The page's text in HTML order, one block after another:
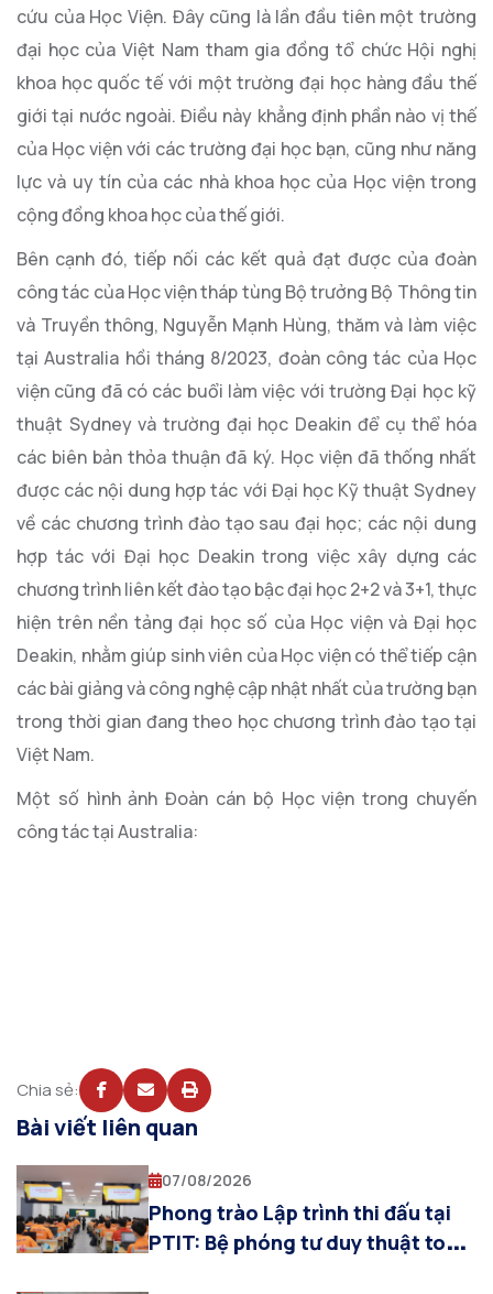
cứu của Học Viện. Đây cũng là lần đầu tiên một trường
đại học của Việt Nam tham gia đồng tổ chức Hội nghị
khoa học quốc tế với một trường đại học hàng đầu thế
giới tại nước ngoài. Điều này khẳng định phần nào vị thế
của Học viện với các trường đại học bạn, cũng như năng
lực và uy tín của các nhà khoa học của Học viện trong
cộng đồng khoa học của thế giới.
Bên cạnh đó, tiếp nối các kết quả đạt được của đoàn
công tác của Học viện tháp tùng Bộ trưởng Bộ Thông tin
và Truyền thông, Nguyễn Mạnh Hùng, thăm và làm việc
tại Australia hồi tháng 8/2023, đoàn công tác của Học
viện cũng đã có các buổi làm việc với trường Đại học kỹ
thuật Sydney và trường đại học Deakin để cụ thể hóa
các biên bản thỏa thuận đã ký. Học viện đã thống nhất
được các nội dung hợp tác với Đại học Kỹ thuật Sydney
về các chương trình đào tạo sau đại học; các nội dung
hợp tác với Đại học Deakin trong việc xây dựng các
chương trình liên kết đào tạo bậc đại học 2+2 và 3+1, thực
hiện trên nền tảng đại học số của Học viện và Đại học
Deakin, nhằm giúp sinh viên của Học viện có thể tiếp cận
các bài giảng và công nghệ cập nhật nhất của trường bạn
trong thời gian đang theo học chương trình đào tạo tại
Việt Nam.
Một số hình ảnh Đoàn cán bộ Học viện trong chuyến
công tác tại Australia:
Chia sẻ:
Bài viết liên quan
07/08/2026
Phong trào Lập trình thi đấu tại
PTIT: Bệ phóng tư duy thuật toán